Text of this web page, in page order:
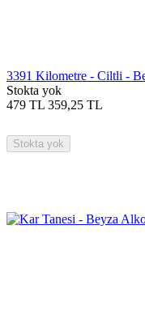
3391 Kilometre - Ciltli -
Stokta yok
479 TL 359,25 TL
Stokta yok